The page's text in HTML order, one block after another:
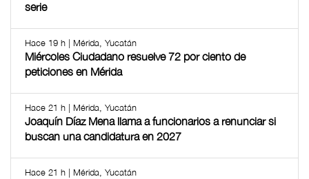
serie
Hace 19 h | Mérida, Yucatán
Miércoles Ciudadano resuelve 72 por ciento de
peticiones en Mérida
Hace 21 h | Mérida, Yucatán
Joaquín Díaz Mena llama a funcionarios a renunciar si
buscan una candidatura en 2027
Hace 21 h | Mérida, Yucatán